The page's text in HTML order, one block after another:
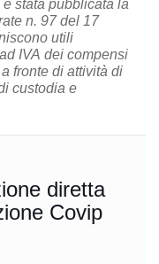
stata pubblicata la
n. 97 del 17
utili
IVA dei compensi
fronte di attività di
custodia e
diretta
Covip